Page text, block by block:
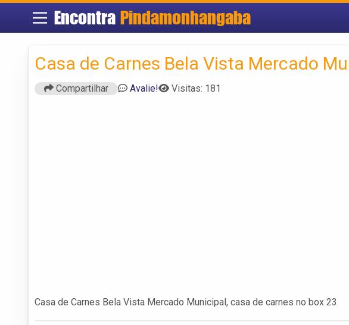
Encontra Pindamonhangaba
Casa de Carnes Bela Vista Mercado
Compartilhar Avalie! Visitas: 181
Casa de Carnes Bela Vista Mercado Municipal, casa de carnes no box 23.